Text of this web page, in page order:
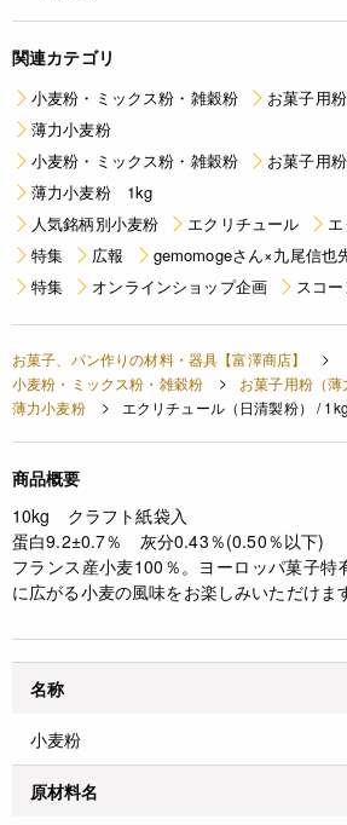
関連カテゴリ
小麦粉・ミックス粉・雑穀粉
お菓子用
薄力小麦粉
小麦粉・ミックス粉・雑穀粉
お菓子用
薄力小麦粉 1kg
人気銘柄別小麦粉
エクリチュール
特集
広報
gemomogeさん×九尾信也
特集
オンラインショップ企画 スコ
お菓子、パン作りの材料・器具【富澤商店】
小麦粉・ミックス粉・雑穀粉
お菓子用粉（薄
薄力小麦粉
エクリチュール（日清製粉） / 1kg
商品概要
10kg クラフト紙袋入
蛋白9.2±0.7％ 灰分0.43％(0.50％以下)
フランス産小麦100％。ヨーロッパ菓子特
に広がる小麦の風味をお楽しみいただけま
名称
小麦粉
原材料名